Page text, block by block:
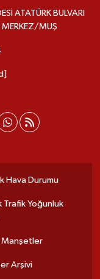
ATATÜRK BULVARI
MUŞ
Hava Durumu
Trafik Yoğunluk
Manşetler
Arşivi